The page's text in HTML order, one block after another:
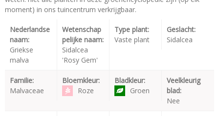
moment) in ons tuincentrum verkrijgbaar.
Nederlandse
naam:
Griekse
malva
Wetenschap
pelijke naam:
Sidalcea
'Rosy Gem'
Type plant:
Vaste plant
Geslacht:
Sidalcea
Familie:
Malvaceae
Bloemkleur:
Roze
Bladkleur:
Groen
Veelkleurig
blad:
Nee